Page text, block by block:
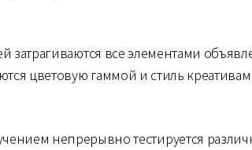
затрагиваются все элементами
цветовую гаммой и стиль
непрерывно тестируется